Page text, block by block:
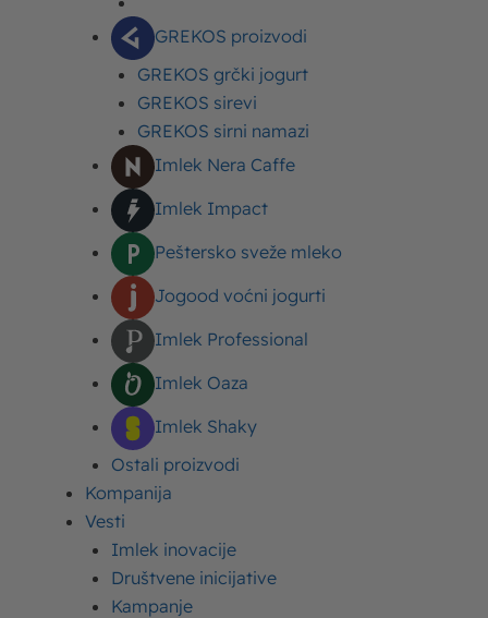
GREKOS proizvodi
GREKOS grčki jogurt
GREKOS sirevi
GREKOS sirni namazi
Imlek Nera Caffe
Imlek Impact
Peštersko sveže mleko
Jogood voćni jogurti
Imlek Professional
Imlek Oaza
Imlek Shaky
Ostali proizvodi
Kompanija
Vesti
Imlek inovacije
Društvene inicijative
Kampanje
(Bello organic)?
Od čega se proizvodi maslac?
Kako pravilno postupati sa
Moja Kravica kuhinjica
slatkom pavlakom da bi se dobio
dobar šlag?
Da li mleko mora da se kuva
pre upotrebe?